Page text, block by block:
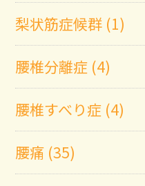
梨状筋症候群 (1)
腰椎分離症 (4)
腰椎すべり症 (4)
腰痛 (35)